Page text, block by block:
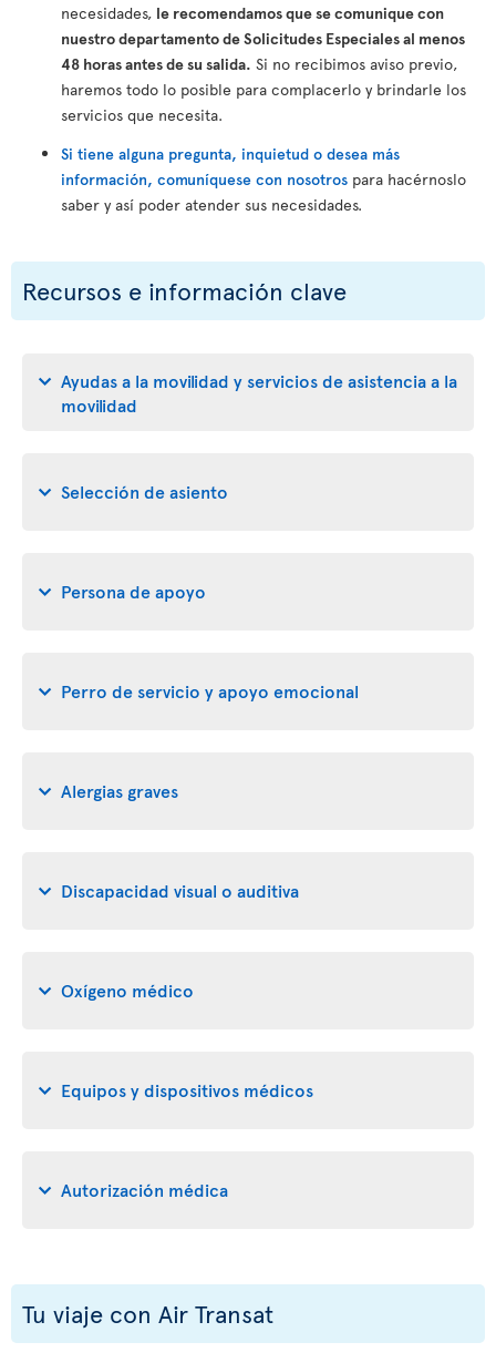
necesidades, le recomendamos que se comunique con
nuestro departamento de Solicitudes Especiales al menos
48 horas antes de su salida. Si no recibimos aviso previo,
haremos todo lo posible para complacerlo y brindarle los
servicios que necesita.
Si tiene alguna pregunta, inquietud o desea más
información, comuníquese con nosotros para hacérnoslo
saber y así poder atender sus necesidades.
Recursos e información clave
Ayudas a la movilidad y servicios de asistencia a la
movilidad
Selección de asiento
Persona de apoyo
Perro de servicio y apoyo emocional
Alergias graves
Discapacidad visual o auditiva
Oxígeno médico
Equipos y dispositivos médicos
Autorización médica
Tu viaje con Air Transat